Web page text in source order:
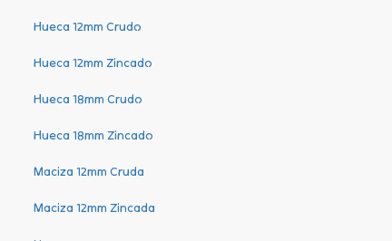
Hueca 12mm Crudo
Hueca 12mm Zincado
Hueca 18mm Crudo
Hueca 18mm Zincado
Maciza 12mm Cruda
Maciza 12mm Zincada